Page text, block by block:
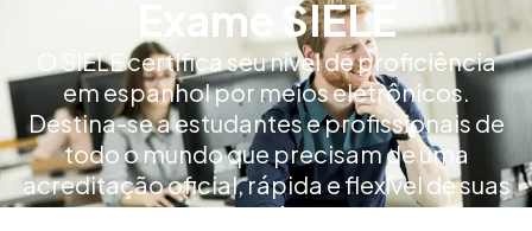
Exame SIELE
O SIELE certifica seu nível de proficiência
em espanhol por meios eletrônicos.
Destina-se a estudantes e profissionais de
todo o mundo que precisam de uma
acreditação oficial, rápida e flexível de suas
competências